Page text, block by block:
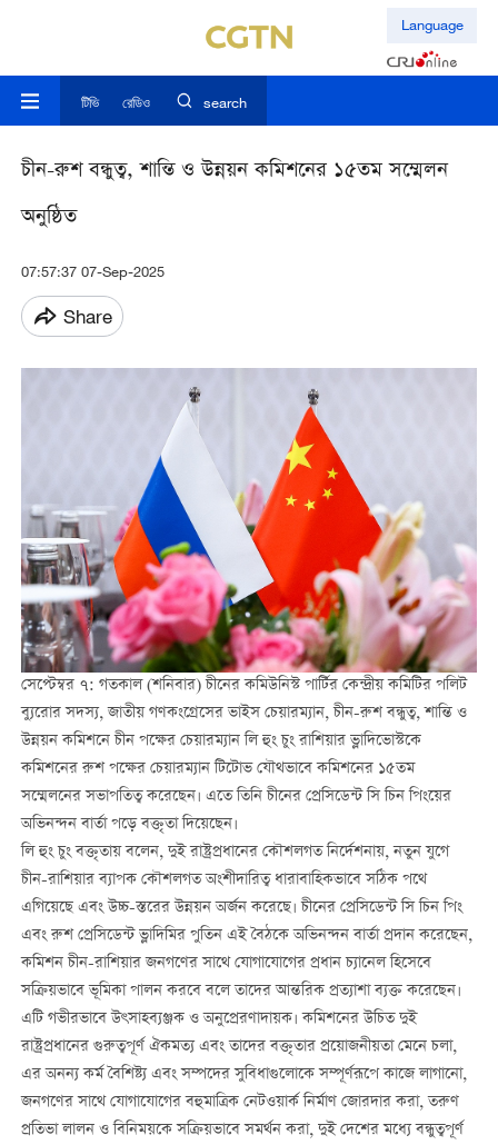
Language
টিভি রেডিও search
চীন-রুশ বন্ধুত্ব, শান্তি ও উন্নয়ন কমিশনের ১৫তম সম্মেলন
অনুষ্ঠিত
07:57:37 07-Sep-2025
Share
সেপ্টেম্বর ৭: গতকাল (শনিবার) চীনের কমিউনিস্ট পার্টির কেন্দ্রীয় কমিটির পলিট
ব্যুরোর সদস্য, জাতীয় গণকংগ্রেসের ভাইস চেয়ারম্যান, চীন-রুশ বন্ধুত্ব, শান্তি ও
উন্নয়ন কমিশনে চীন পক্ষের চেয়ারম্যান লি হুং চুং রাশিয়ার ভ্লাদিভোস্টকে
কমিশনের রুশ পক্ষের চেয়ারম্যান টিটোভ যৌথভাবে কমিশনের ১৫তম
সম্মেলনের সভাপতিত্ব করেছেন। এতে তিনি চীনের প্রেসিডেন্ট সি চিন পিংয়ের
অভিনন্দন বার্তা পড়ে বক্তৃতা দিয়েছেন।
লি হুং চুং বক্তৃতায় বলেন, দুই রাষ্ট্রপ্রধানের কৌশলগত নির্দেশনায়, নতুন যুগে
চীন-রাশিয়ার ব্যাপক কৌশলগত অংশীদারিত্ব ধারাবাহিকভাবে সঠিক পথে
এগিয়েছে এবং উচ্চ-স্তরের উন্নয়ন অর্জন করেছে। চীনের প্রেসিডেন্ট সি চিন পিং
এবং রুশ প্রেসিডেন্ট ভ্লাদিমির পুতিন এই বৈঠকে অভিনন্দন বার্তা প্রদান করেছেন,
কমিশন চীন-রাশিয়ার জনগণের সাথে যোগাযোগের প্রধান চ্যানেল হিসেবে
সক্রিয়ভাবে ভূমিকা পালন করবে বলে তাদের আন্তরিক প্রত্যাশা ব্যক্ত করেছেন।
এটি গভীরভাবে উৎসাহব্যঞ্জক ও অনুপ্রেরণাদায়ক। কমিশনের উচিত দুই
রাষ্ট্রপ্রধানের গুরুত্বপূর্ণ ঐকমত্য এবং তাদের বক্তৃতার প্রয়োজনীয়তা মেনে চলা,
এর অনন্য কর্ম বৈশিষ্ট্য এবং সম্পদের সুবিধাগুলোকে সম্পূর্ণরূপে কাজে লাগানো,
জনগণের সাথে যোগাযোগের বহুমাত্রিক নেটওয়ার্ক নির্মাণ জোরদার করা, তরুণ
প্রতিভা লালন ও বিনিময়কে সক্রিয়ভাবে সমর্থন করা, দুই দেশের মধ্যে বন্ধুত্বপূর্ণ